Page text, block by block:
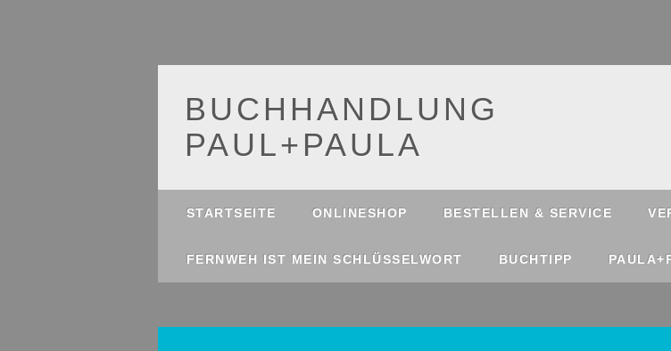
BUCHHANDLUNG
PAUL+PAULA
Main menu
STARTSEITE ONLINESHOP BESTELLEN & SERVICE
FERNWEH IST MEIN SCHLÜSSELWORT BUCHTIPP